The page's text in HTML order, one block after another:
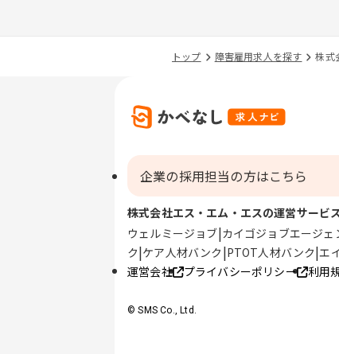
トップ 障害雇用求人を探す 株式
企業の採用担当の方はこちら
株式会社エス・エム・エスの運営サービ
ウェルミージョブ カイゴジョブエージェ
ク ケア人材バンク PTOT人材バンク エ
運営会社
プライバシーポリシー 利用
© SMS Co., Ltd.